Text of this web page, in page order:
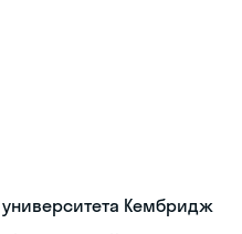
университета Кембридж